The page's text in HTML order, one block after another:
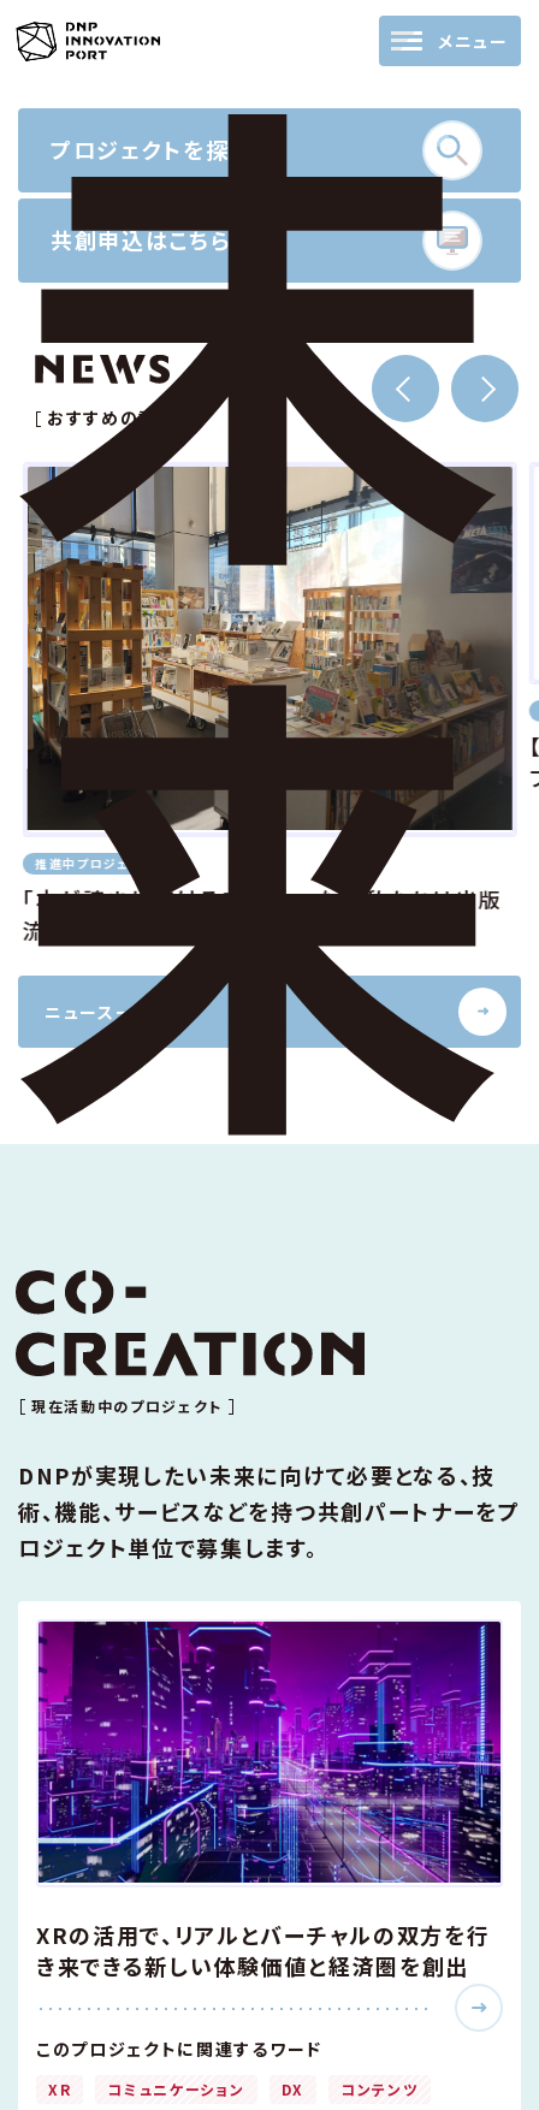
メニュー
プロジェクトを探す
共創申込はこちらから
おすすめの記事
ニュース一覧へ
推進中プロジェクト
「本が読まれ続ける未来を。」なぜ私たちは出版
流通を変えようとしているのか
現在活動中のプロジェクト
DNPが実現したい未来に向けて必要となる、技
術、機能、サービスなどを持つ共創パートナーをプ
ロジェクト単位で募集します。
XRの活用で、リアルとバーチャルの双方を行
き来できる新しい体験価値と経済圏を創出
このプロジェクトに関連するワード
XR コミュニケーション DX コンテンツ